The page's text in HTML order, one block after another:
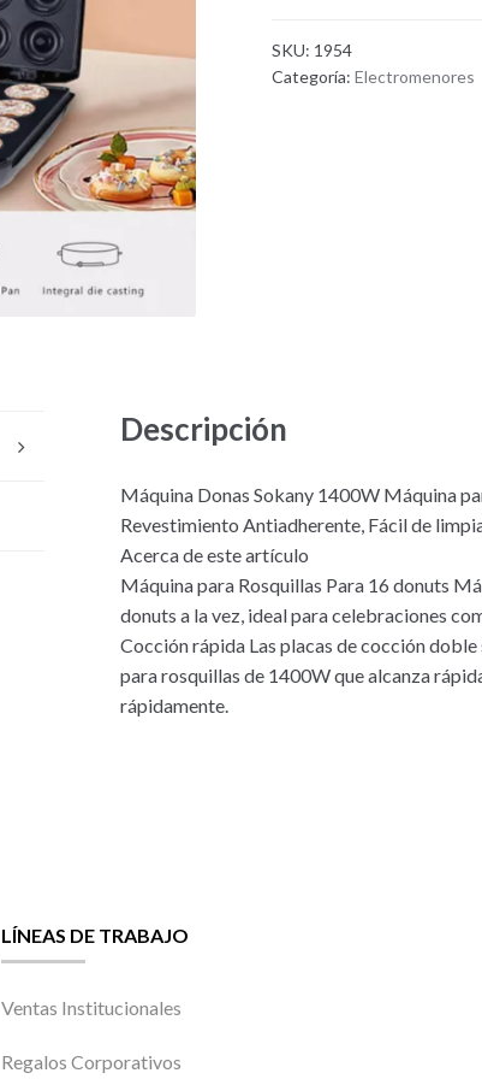
SKU: 1954
Categoría:Electromenores
Descripción
Máquina Donas Sokany 1400W Máquina
Revestimiento Antiadherente, Fácil de
Acerca de este artículo
Máquina para Rosquillas Para 16 donuts
donuts a la vez, ideal para celebraciones
Cocción rápida Las placas de cocción
para rosquillas de 1400W que alcanza
rápidamente.
LÍNEAS DE TRABAJO
Ventas Institucionales
Regalos Corporativos